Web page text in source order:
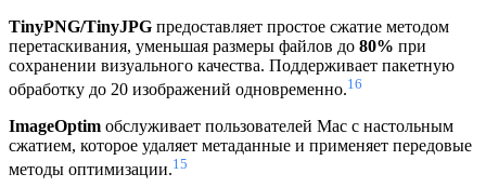
TinyPNG/TinyJPG предоставляет простое сжатие методом
перетаскивания, уменьшая размеры файлов до 80% при
сохранении визуального качества. Поддерживает пакетную
обработку до 20 изображений одновременно.16
ImageOptim обслуживает пользователей Mac с настольным
сжатием, которое удаляет метаданные и применяет передовые
методы оптимизации.15